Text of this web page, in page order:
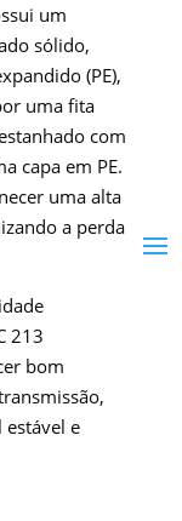
um
sólido,
(PE),
uma fita
com
capa em PE.
uma alta
a perda
213
bom
e